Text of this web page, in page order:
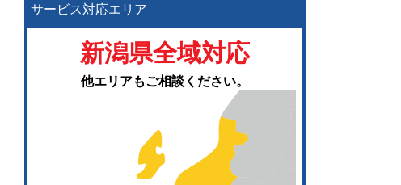
サービス対応エリア
新潟県全域対応
他エリアもご相談ください。